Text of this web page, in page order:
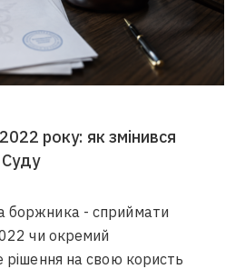
року: як змінився
Суду
боржника - сприймати
чи окремий
рішення на свою користь